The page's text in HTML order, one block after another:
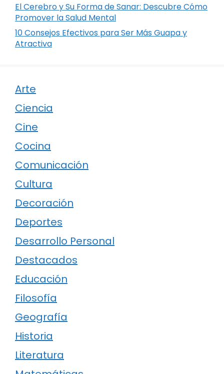
El Cerebro y Su Forma de Sanar: Descubre Cómo
Promover la Salud Mental
10 Consejos Efectivos para Ser Más Guapa y
Atractiva
Arte
Ciencia
Cine
Cocina
Comunicación
Cultura
Decoración
Deportes
Desarrollo Personal
Destacados
Educación
Filosofía
Geografía
Historia
Literatura